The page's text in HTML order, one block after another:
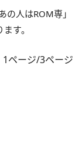
の人はROM専」
す。
1ページ/3ページ